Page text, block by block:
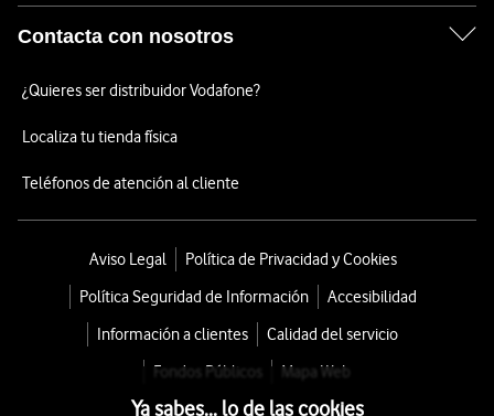
Contacta con nosotros
¿Quieres ser distribuidor Vodafone?
Localiza tu tienda física
Teléfonos de atención al cliente
Aviso Legal
Política de Privacidad y Cookies
Política Seguridad de Información
Accesibilidad
Información a clientes
Calidad del servicio
Fondos Públicos
Mapa Web
Ya sabes... lo de las cookies